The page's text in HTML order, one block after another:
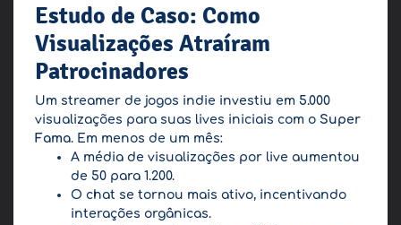
Estudo de Caso: Como
Visualizações Atraíram
Patrocinadores
Um streamer de jogos indie investiu em 5.000
visualizações para suas lives iniciais com o Super
Fama. Em menos de um mês:
A média de visualizações por live aumentou
de 50 para 1.200.
O chat se tornou mais ativo, incentivando
interações orgânicas.